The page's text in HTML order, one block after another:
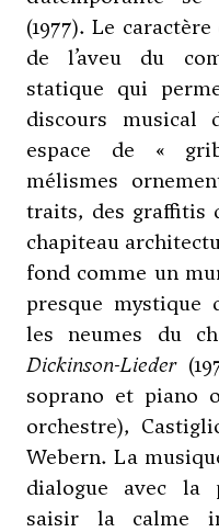
(1977). Le
de l’aveu du
statique qui
discours musical
espace de «
mélismes
traits, des graffitis
chapiteau
fond comme un
presque mystique
les neumes du
Dickinson-Lieder
soprano et piano
orchestre),
Webern. La
dialogue avec la
saisir la calme